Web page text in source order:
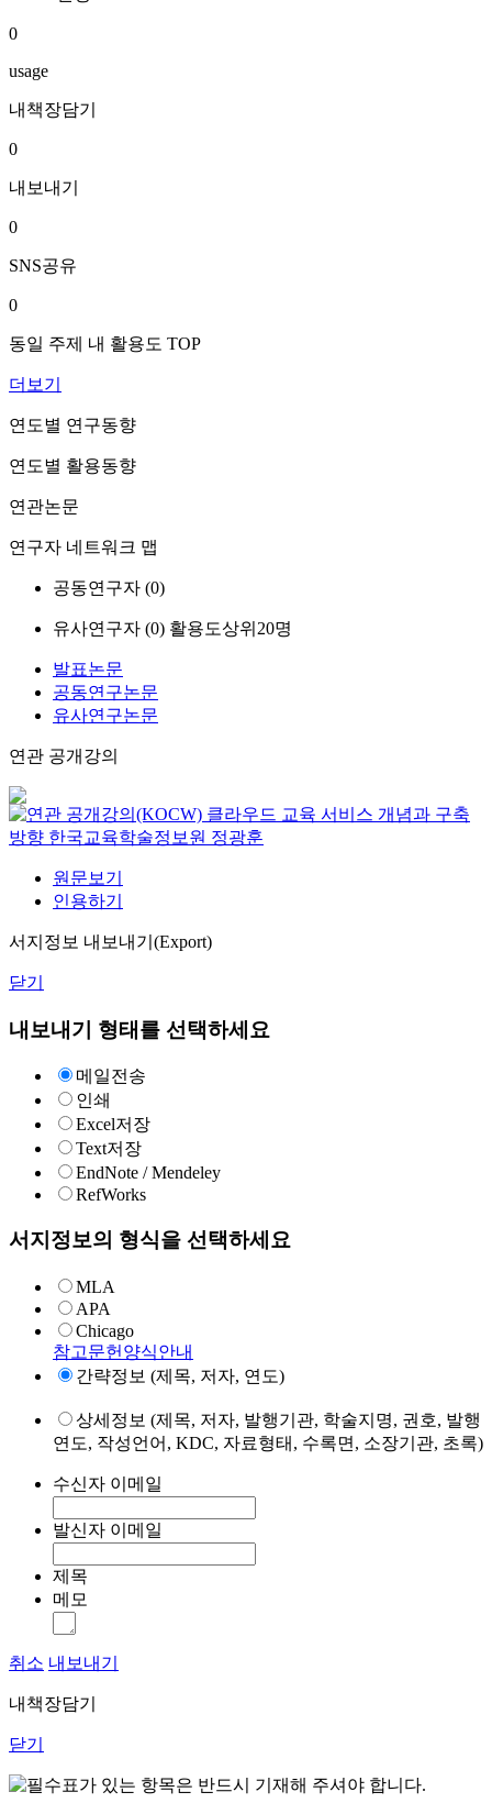
0
usage
내책장담기
0
내보내기
0
SNS공유
0
동일 주제 내 활용도 TOP
더보기
연도별 연구동향
연도별 활용동향
연관논문
연구자 네트워크 맵
공동연구자 (0)
유사연구자 (0) 활용도상위20명
발표논문
공동연구논문
유사연구논문
연관 공개강의
클라우드 교육 서비스 개념과 구축
방향 한국교육학술정보원 정광훈
원문보기
인용하기
서지정보 내보내기(Export)
닫기
내보내기 형태를 선택하세요
메일전송
인쇄
Excel저장
Text저장
EndNote / Mendeley
RefWorks
서지정보의 형식을 선택하세요
MLA
APA
Chicago
참고문헌양식안내
간략정보 (제목, 저자, 연도)
상세정보 (제목, 저자, 발행기관, 학술지명, 권호, 발행
연도, 작성언어, KDC, 자료형태, 수록면, 소장기관, 초록)
수신자 이메일
발신자 이메일
제목
메모
취소 내보내기
내책장담기
닫기
표가 있는 항목은 반드시 기재해 주셔야 합니다.